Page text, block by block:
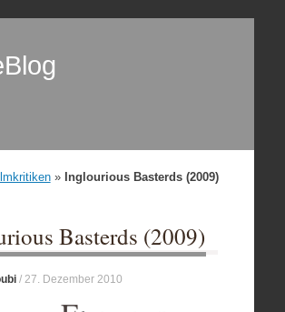
» Inglourious Basterds (2009)
Basterds (2009)
/ 27. Dezember 2010